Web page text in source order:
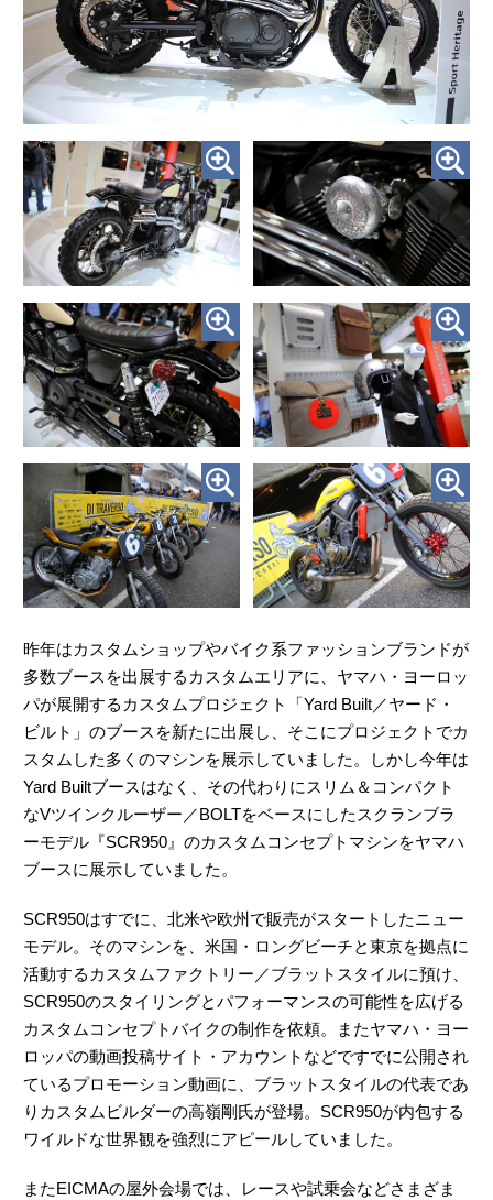
昨年はカスタムショップやバイク系ファッションブランドが
多数ブースを出展するカスタムエリアに、ヤマハ・ヨーロッ
パが展開するカスタムプロジェクト「Yard Built／ヤード・
ビルト」のブースを新たに出展し、そこにプロジェクトでカ
スタムした多くのマシンを展示していました。しかし今年は
Yard Builtブースはなく、その代わりにスリム＆コンパクト
なVツインクルーザー／BOLTをベースにしたスクランブラ
ーモデル『SCR950』のカスタムコンセプトマシンをヤマハ
ブースに展示していました。
SCR950はすでに、北米や欧州で販売がスタートしたニュー
モデル。そのマシンを、米国・ロングビーチと東京を拠点に
活動するカスタムファクトリー／ブラットスタイルに預け、
SCR950のスタイリングとパフォーマンスの可能性を広げる
カスタムコンセプトバイクの制作を依頼。またヤマハ・ヨー
ロッパの動画投稿サイト・アカウントなどですでに公開され
ているプロモーション動画に、ブラットスタイルの代表であ
りカスタムビルダーの高嶺剛氏が登場。SCR950が内包する
ワイルドな世界観を強烈にアピールしていました。
またEICMAの屋外会場では、レースや試乗会などさまざま